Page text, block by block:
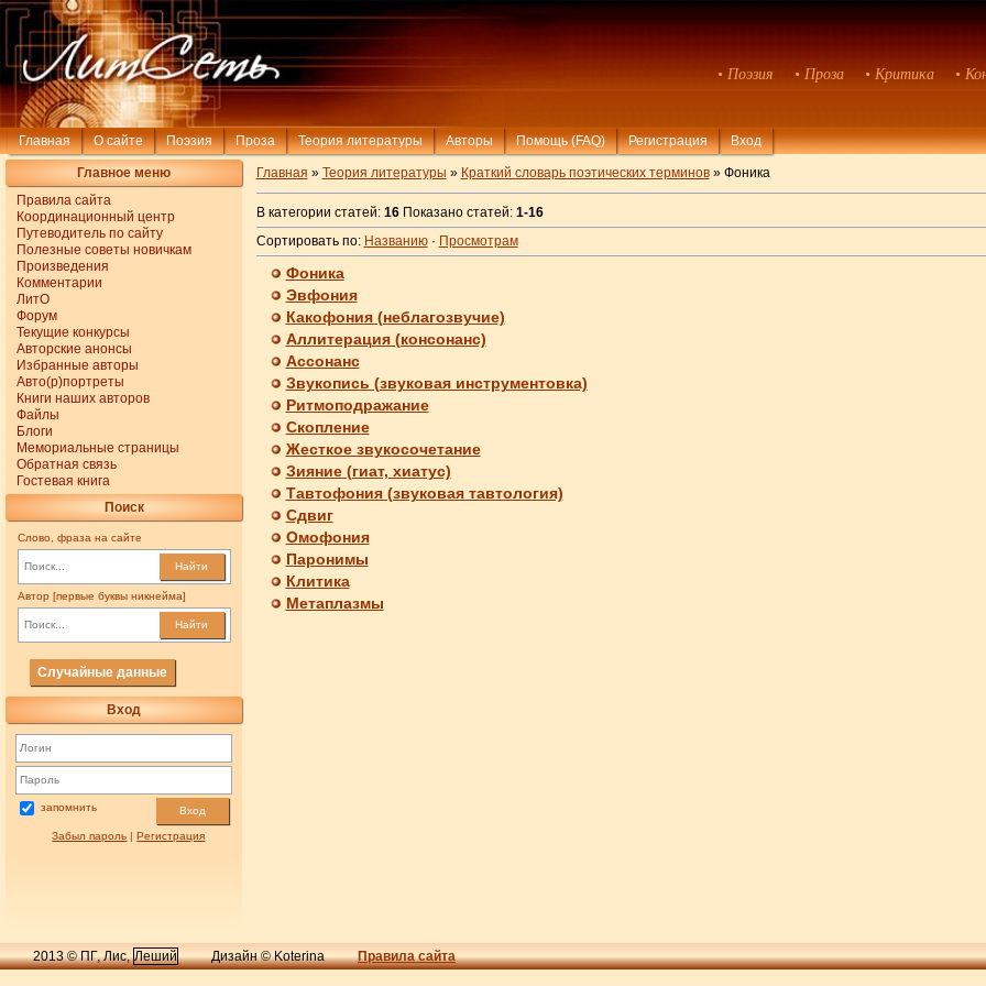
• Поэзия • Проза • Критика •
Главная О сайте Поэзия Проза Теория литературы Авторы Помощь (FAQ) Регистрация Вход
Главное меню
Правила сайта
Координационный центр
Путеводитель по сайту
Полезные советы новичкам
Произведения
Комментарии
ЛитО
Форум
Текущие конкурсы
Авторские анонсы
Избранные авторы
Авто(р)портреты
Книги наших авторов
Файлы
Блоги
Мемориальные страницы
Обратная связь
Гостевая книга
Поиск
Слово, фраза на сайте
Найти
Автор [первые буквы никнейма]
Найти
Случайные данные
Вход
запомнить Вход
Забыл пароль |Регистрация
Главная » Теория литературы » Краткий словарь поэтических терминов» Фоника
В категории статей: 16Показано статей: 1-16
Сортировать по: Названию· Просмотрам
Фоника
Эвфония
Какофония (неблагозвучие)
Аллитерация (консонанс)
Ассонанс
Звукопись (звуковая инструментовка)
Ритмоподражание
Скопление
Жесткое звукосочетание
Зияние (гиат, хиатус)
Тавтофония (звуковая тавтология)
Сдвиг
Омофония
Паронимы
Клитика
Метаплазмы
2013 © ПГ, Лис,Леший Дизайн © Koterina Правила сайта